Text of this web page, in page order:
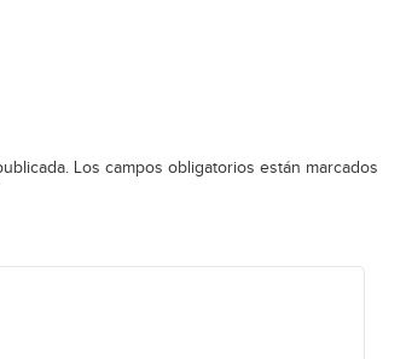
Los campos obligatorios están marcados